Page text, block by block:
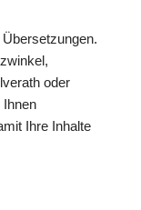
oder
Ihnen
Ihre Inhalte